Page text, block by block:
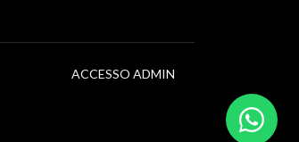
ACCESSO ADMIN